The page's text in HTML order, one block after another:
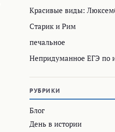
Красивые виды:
Старик и Рим
печальное
Непридуманное ЕГЭ по
РУБРИКИ
Блог
День в истории